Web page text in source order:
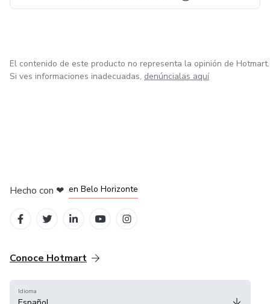
El contenido de este producto no representa la opinión de Hotmart.
Si ves informaciones inadecuadas, denúncialas aquí
Hecho con ❤ en Belo Horizonte
Conoce Hotmart
Idioma